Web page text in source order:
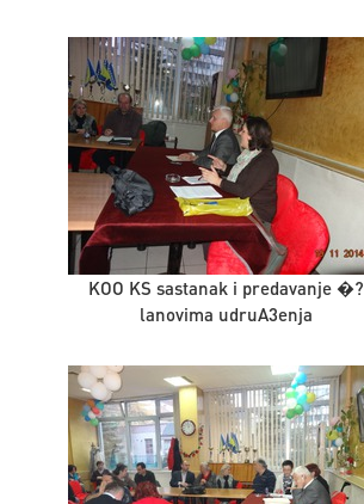
KOO KS sastanak i predavanje �?
lanovima udruA3enja